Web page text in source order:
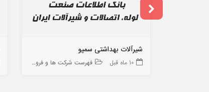
شیرآلات بهداشتی سمپو
10 ماه قبل فهرست شرکت ها و فروشگاه ها